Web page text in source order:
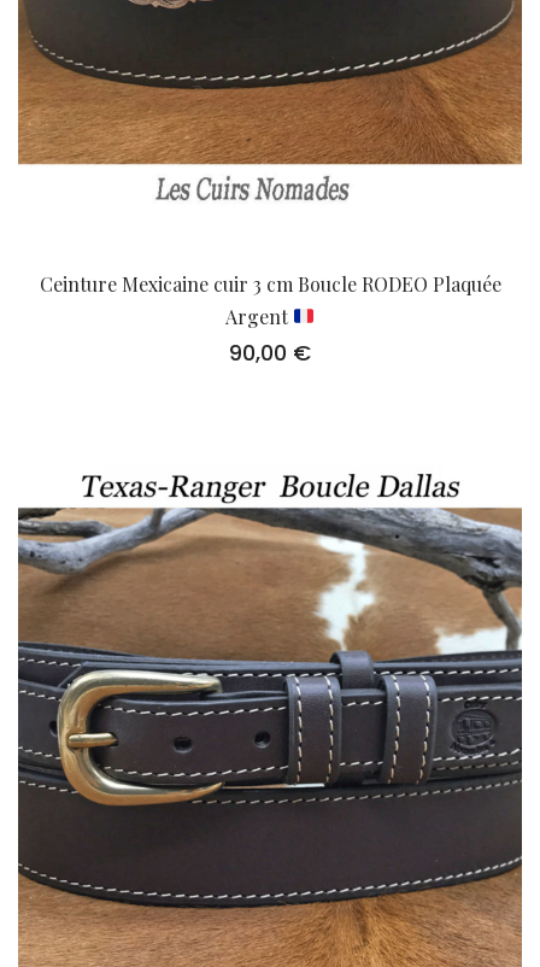
Ceinture Mexicaine cuir 3 cm Boucle RODEO Plaquée
Argent
90,00 €